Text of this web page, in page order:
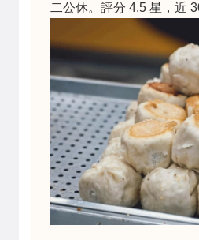
二公休。評分 4.5 星，近